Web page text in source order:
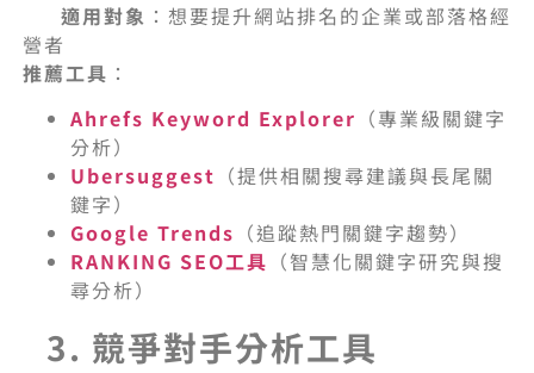
適用對象 ：想要提升網站排名的企業或部落格經
營者
推薦工具 ：
Ahrefs Keyword Explorer （專業級關鍵字
分析）
Ubersuggest （提供相關搜尋建議與長尾關
鍵字）
Google Trends （追蹤熱門關鍵字趨勢）
RANKING SEO工具 （智慧化關鍵字研究與搜
尋分析）
3. 競爭對手分析工具